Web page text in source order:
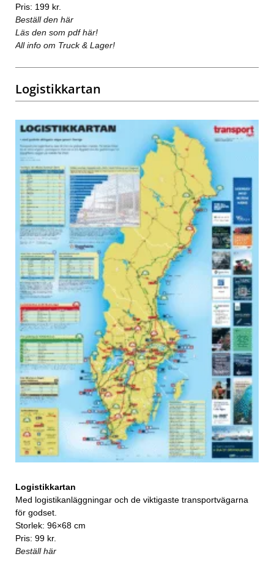
Pris: 199 kr.
Beställ den här
Läs den som pdf här!
All info om Truck & Lager!
Logistikkartan
Logistikkartan
Med logistikanläggningar och de viktigaste transportvägarna
för godset.
Storlek: 96×68 cm
Pris: 99 kr.
Beställ här